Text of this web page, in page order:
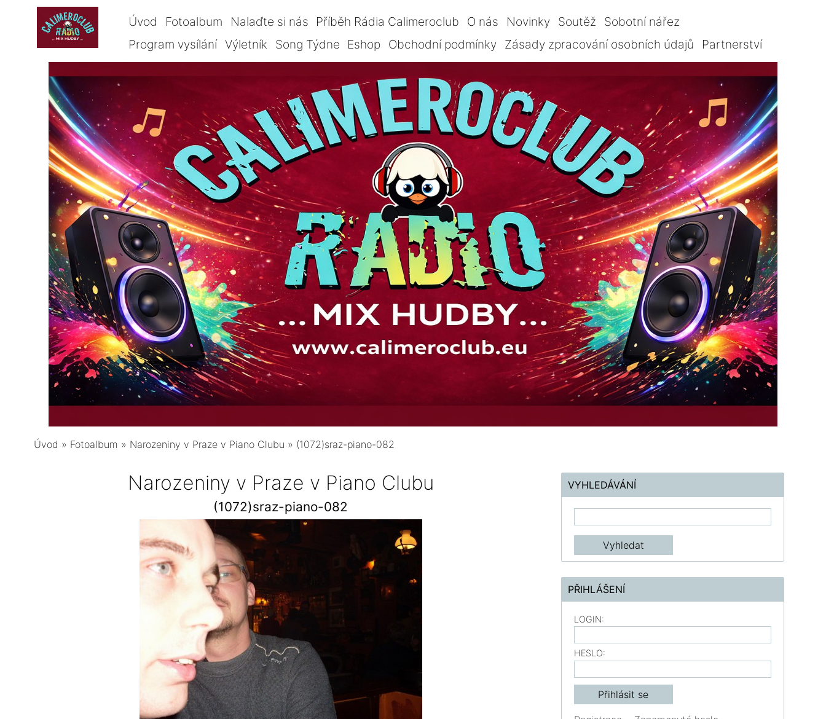
Úvod Fotoalbum Nalaďte si nás Příběh Rádia Calimeroclub O nás Novinky Soutěž
Sobotní nářez
Program vysílání Výletník Song Týdne Eshop Obchodní podmínky Zásady zpracování osobních údajů Partnerství
Úvod » Fotoalbum » Narozeniny v Praze v Piano Clubu » (1072)sraz-piano-082
Narozeniny v Praze v Piano Clubu
(1072)sraz-piano-082
VYHLEDÁVÁNÍ
PŘIHLÁŠENÍ
LOGIN:
HESLO: